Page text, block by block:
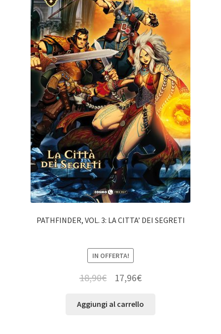
PATHFINDER, VOL. 3: LA CITTA’ DEI SEGRETI
IN OFFERTA!
18,90€ 17,96€
Aggiungi al carrello